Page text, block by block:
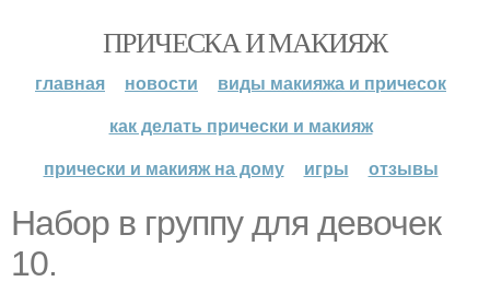
ПРИЧЕСКА И МАКИЯЖ
главная новости
виды макияжа и причесок
как делать прически и макияж
прически и макияж на дому
игры отзывы
Набор в группу для девочек
10.